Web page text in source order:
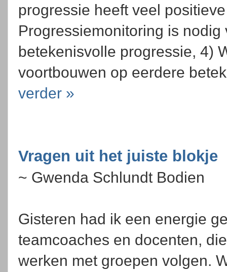
progressie heeft veel
Progressiemonitoring is
betekenisvolle progressie, 4)
voortbouwen op eerdere
verder »
Vragen uit het juiste blokje
~ Gwenda Schlundt Bodien
Gisteren had ik een energie
teamcoaches en docenten,
werken met groepen volgen.